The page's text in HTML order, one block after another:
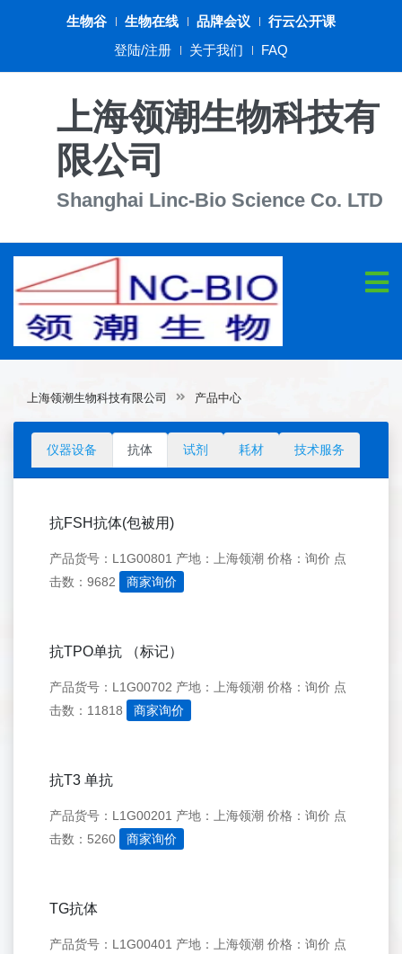
生物谷 生物在线 品牌会议
行云公开课
登陆/注册
关于我们 FAQ
上海领潮生物科技有
限公司
Shanghai Linc-Bio Science Co. LTD
上海领潮生物科技有限公司 产品中心
仪器设备 抗体 试剂 耗材 技术服务
抗FSH抗体(包被用)
产品货号：L1G00801 产地：上海领潮 价格：询价 点
击数：9682
商家询价
抗TPO单抗 （标记）
产品货号：L1G00702 产地：上海领潮 价格：询价 点
击数：11818
商家询价
抗T3 单抗
产品货号：L1G00201 产地：上海领潮 价格：询价 点
击数：5260
商家询价
TG抗体
产品货号：L1G00401 产地：上海领潮 价格：询价 点